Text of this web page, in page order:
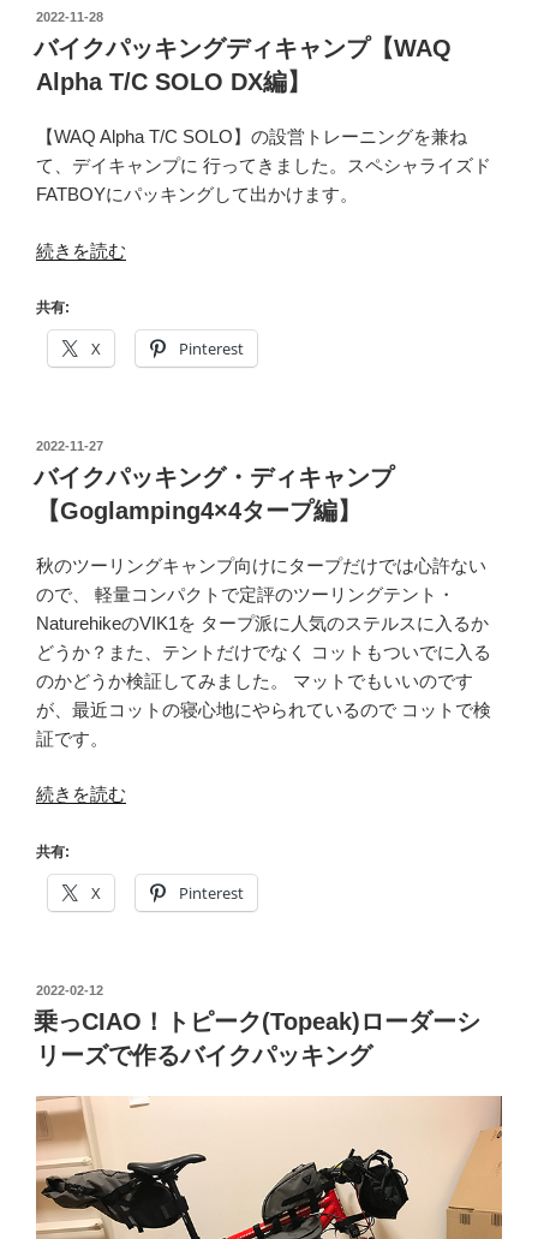
グ
デ
ィ
ャ
ン
プ
タ
プ
編】”
の
投
日:
2022-11-28
バイクパッキングディキャンプ【WAQ
Alpha T/C SOLO DX編】
【WAQ Alpha T/C SOLO】の設営トレーニングを兼ね
て、デイキャンプに 行ってきました。スペシャライズド
FATBOYにパッキングして出かけます。
“バ
ク
パ
ッ
グ
デ
ャ
ン
プ
【WAQ
Alpha
T/C
SOLO
編】”
続きを読む
共有:
X Pinterest
投
日:
2022-11-27
バイクパッキング・ディキャンプ
【Goglamping4×4タープ編】
秋のツーリングキャンプ向けにタープだけでは心許ない
ので、 軽量コンパクトで定評のツーリングテント・
NaturehikeのVIK1を タープ派に人気のステルスに入るか
どうか？また、テントだけでなく コットもついでに入る
のかどうか検証してみました。 マットでもいいのです
が、最近コットの寝心地にやられているので コットで検
証です。
“バ
ク
パ
ッ
グ・
デ
ィ
ャ
ン
プ
【Goglamping4×4
タ
続きを読む
共有:
X Pinterest
投
稿
日:
2022-02-12
乗っCIAO！トピーク(Topeak)ローダーシ
リーズで作るバイクパッキング